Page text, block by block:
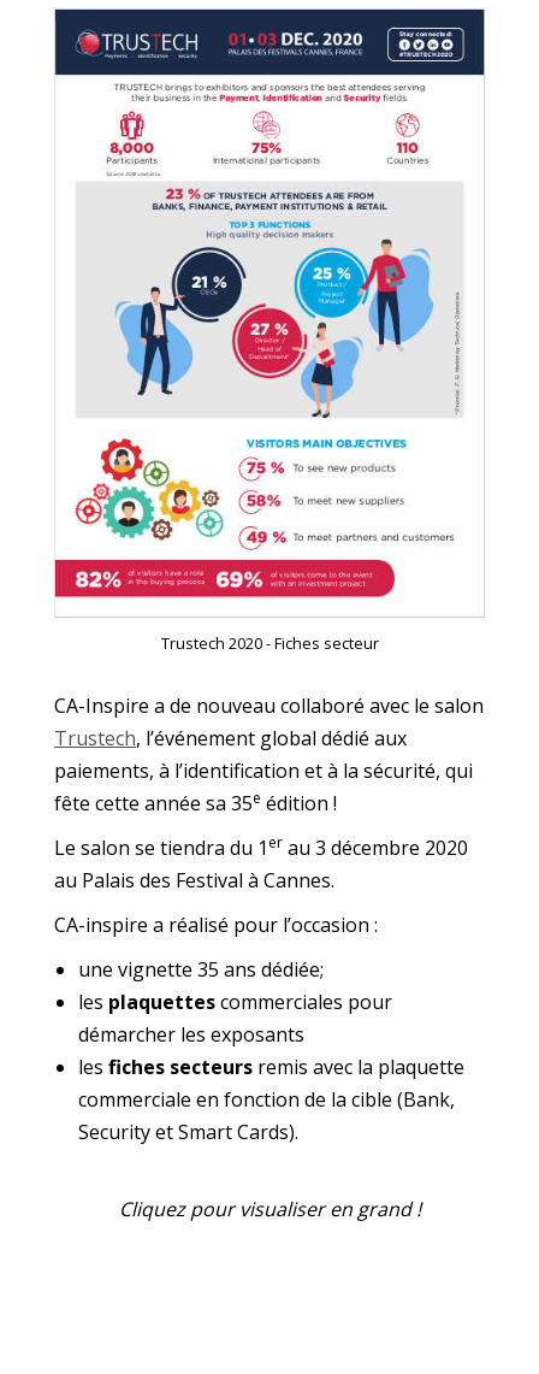
Trustech 2020 - Fiches secteur
CA-Inspire a de nouveau collaboré avec le salon
Trustech, l’événement global dédié aux
paiements, à l’identification et à la sécurité, qui
fête cette année sa 35e édition !
Le salon se tiendra du 1 er au 3 décembre 2020
au Palais des Festival à Cannes.
CA-inspire a réalisé pour l’occasion :
une vignette 35 ans dédiée;
les plaquettescommerciales pour
démarcher les exposants
les fiches secteurs remis avec la plaquette
commerciale en fonction de la cible (Bank,
Security et Smart Cards).
Cliquez pour visualiser en grand !